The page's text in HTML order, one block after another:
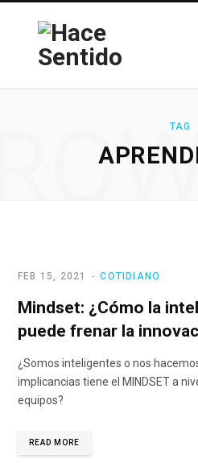
TAG
COTIDIANO
FEB 15, 2021
Mindset: ¿Cómo la
puede frenar la
¿Somos inteligentes o nos
implicancias tiene el MINDSET a
equipos?
READ MORE